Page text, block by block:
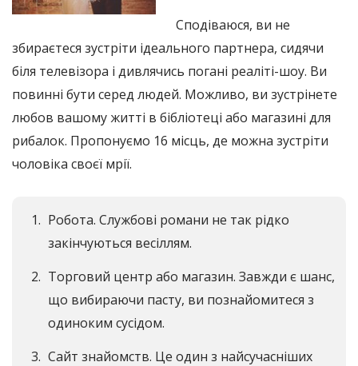
Сподіваюся, ви не
збираєтеся зустріти ідеального партнера, сидячи
біля телевізора і дивлячись погані реаліті-шоу. Ви
повинні бути серед людей. Можливо, ви зустрінете
любов вашому житті в бібліотеці або магазині для
рибалок. Пропонуємо 16 місць, де можна зустріти
чоловіка своєї мрії.
Робота. Службові романи не так рідко
закінчуються весіллям.
Торговий центр або магазин. Завжди є шанс,
що вибираючи пасту, ви познайомитеся з
одиноким сусідом.
Сайт знайомств. Це один з найсучасніших